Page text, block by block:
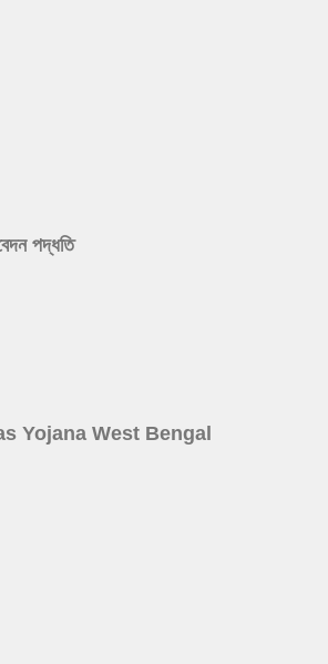
পদ্ধতি
Yojana West Bengal